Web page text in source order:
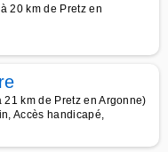
20 km de Pretz en
km de Pretz en Argonne)
Accès handicapé,